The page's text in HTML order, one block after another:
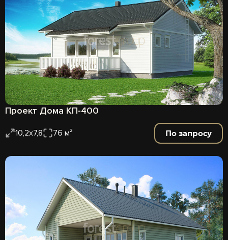
Проект Дома КП-400
10,2х7,8 76 м² По запросу